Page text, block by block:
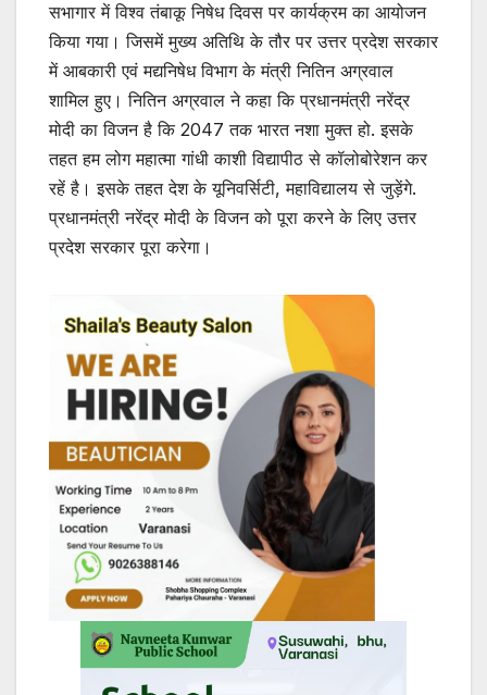
सभागार में विश्व तंबाकू निषेध दिवस पर कार्यक्रम का आयोजन
किया गया। जिसमें मुख्य अतिथि के तौर पर उत्तर प्रदेश सरकार
में आबकारी एवं मद्यनिषेध विभाग के मंत्री नितिन अग्रवाल
शामिल हुए। नितिन अग्रवाल ने कहा कि प्रधानमंत्री नरेंद्र
मोदी का विजन है कि 2047 तक भारत नशा मुक्त हो. इसके
तहत हम लोग महात्मा गांधी काशी विद्यापीठ से कॉलोबोरेशन कर
रहें है। इसके तहत देश के यूनिवर्सिटी, महाविद्यालय से जुड़ेंगे.
प्रधानमंत्री नरेंद्र मोदी के विजन को पूरा करने के लिए उत्तर
प्रदेश सरकार पूरा करेगा।